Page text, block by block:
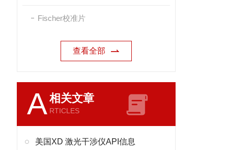
Fischer校准片
查看全部
A相关文章
RTICLES
美国XD 激光干涉仪API信息